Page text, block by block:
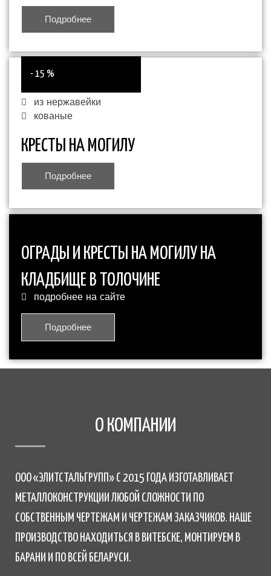
Подробнее
- 15 %
из нержавейки
кованые
КРЕСТЫ НА МОГИЛУ
Подробнее
ОГРАДЫ И КРЕСТЫ НА МОГИЛУ НА
КЛАДБИЩЕ В ТОЛОЧИНЕ
подробнее на сайте
Подробнее
О КОМПАНИИ
ООО «ЭЛИТСТАЛЬГРУПП» С 2015 ГОДА ИЗГОТАВЛИВАЕТ
МЕТАЛЛОКОНСТРУКЦИИ ЛЮБОЙ СЛОЖНОСТИ ПО
СОБСТВЕННЫМ ЧЕРТЕЖАМ И ЧЕРТЕЖАМ ЗАКАЗЧИКОВ. НАШЕ
ПРОИЗВОДСТВО НАХОДИТЬСЯ В ВИТЕБСКЕ, МОНТИРУЕМ В
БАРАНИ И ПО ВСЕЙ БЕЛАРУСИ.